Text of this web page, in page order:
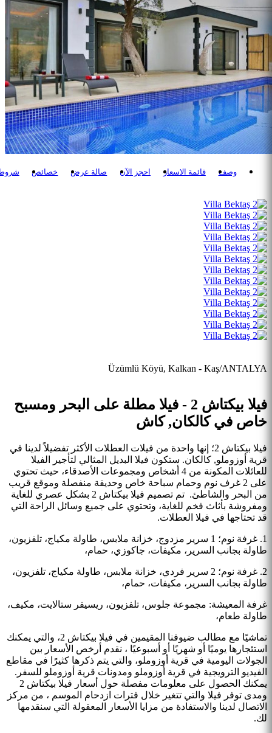
وصف قائمة الاسعار احجز الآن صالة عرض خصائص شروط
Üzümlü Köyü, Kalkan - Kaş/ANTALYA
فيلا بيكتاش 2 - فيلا مطلة على البحر ومسبح
خاص في كالكان, كاش
فيلا بيكتاش 2؛ إنها واحدة من فيلات العطلات الأكثر تفضيلاً لدينا في
قرية أوزوملو, كالكان. ستكون فيلا البديل المثالي لتأجير الفيلا
للعائلات المكونة من 4 أشخاص ومجموعات الأصدقاء، حيث تحتوي
على 2 غرف نوم وحمام سباحة خاص وحديقة منفصلة وموقع قريب
من البحر والشاطئ. تم تصميم فيلا بيكتاش 2 بشكل عصري للغاية
ومفروشة بأثاث فخم للغاية، وتحتوي على جميع وسائل الراحة التي
قد تحتاجها في فيلا العطلات.
1. غرفة نوم؛ 1 سرير مزدوج، خزانة ملابس، طاولة مكياج، تلفزيون،
طاولة بجانب السرير، مكيفات، جاكوزي، حمام،
2. غرفة نوم؛ 2 سرير فردي، خزانة ملابس، طاولة مكياج، تلفزيون،
طاولة بجانب السرير، مكيفات، حمام،
غرفة المعيشة: مجموعة جلوس، تلفزيون، ريسيفر ستالايت، مكيف،
طاولة طعام،
تماشيًا مع مطالب ضيوفنا المقيمين في فيلا بيكتاش 2، والتي يمكنك
استئجارها يوميًا أو شهريًا أو أسبوعيًا ، نقدم أرخص الأسعار بين
الجولات اليومية في قرية أوزوملو، والتي يتم ذكرها كثيرًا في مقاطع
الفيديو الترويجية في قرية أوزوملو ومدونات قرية أوزوملو للسفر.
يمكنك الحصول على معلومات مفصلة حول أسعار فيلا بيكتاش 2
ومدى توفر فيلا والتي تتغير خلال فترات ازدحام الموسم ، من مركز
الاتصال لدينا والاستفادة من مزايا الأسعار المعقولة التي سنقدمها
لك.